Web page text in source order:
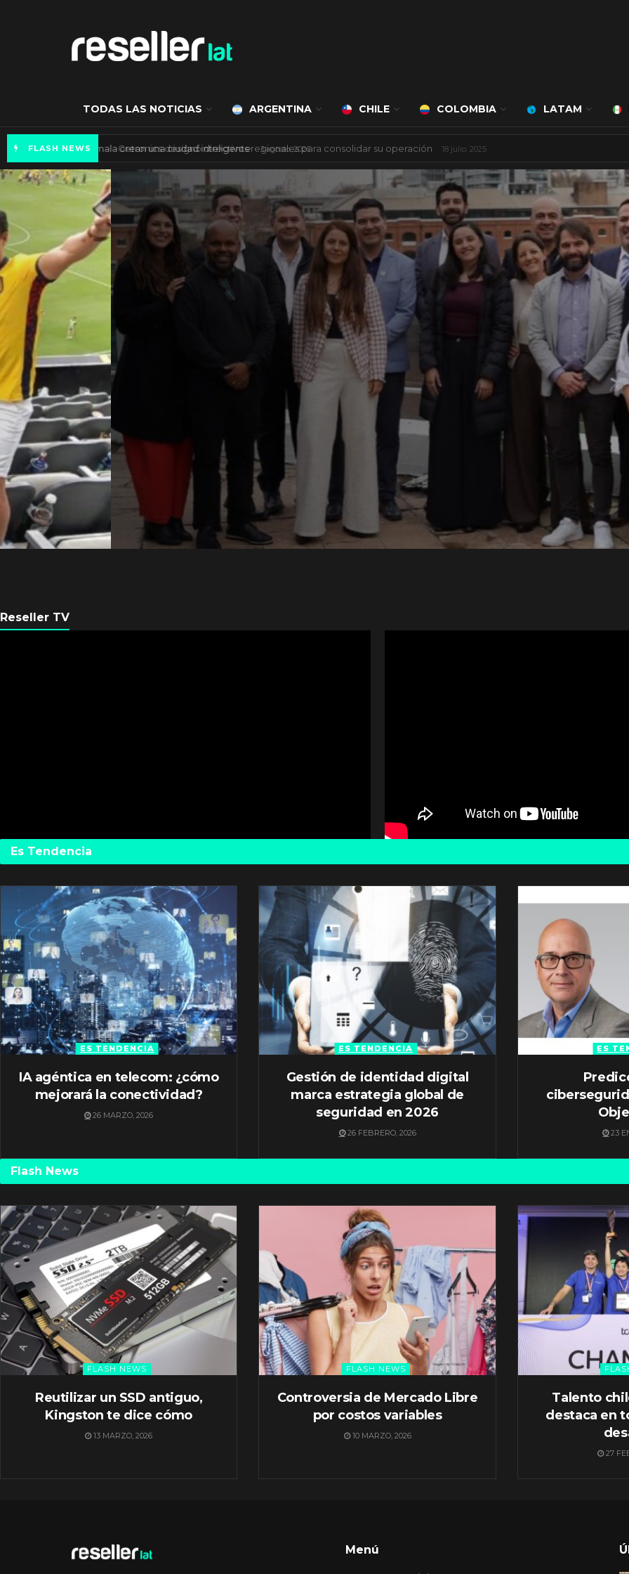
TODAS LAS NOTICIAS ARGENTINA CHILE COLOMBIA LATAM
FLASH NEWS Axis Communications y Guatemala crean una ciudad inteligente 3 agosto, 2026
ARGENTINA
Axis Communications
Argentina se fortalece
con nueva sede
REDACCIÓN LATAM
Reseller TV
Es Tendencia
ES TENDENCIA
IA agéntica en telecom: ¿cómo
mejorará la conectividad?
26 MARZO, 2026
ES TENDENCIA
Gestión de identidad digital
marca estrategia global de
seguridad en 2026
26 FEBRERO, 2026
ES
23
Flash News
FLASH NEWS
Reutilizar un SSD antiguo,
Kingston te dice cómo
13 MARZO, 2026
FLASH NEWS
Controversia de Mercado Libre
por costos variables
10 MARZO, 2026
Talento
destaca en
27
Menú